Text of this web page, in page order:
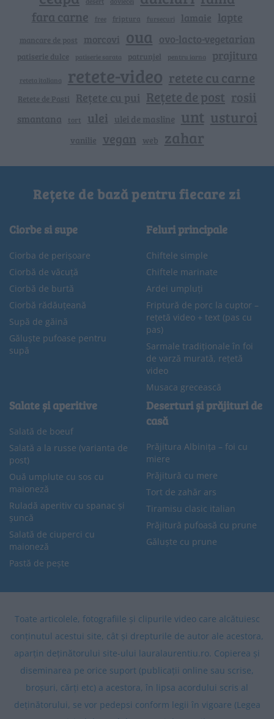
fara carne free friptura fursecuri lamaie lapte
mancare de post morcovi oua ovo-lacto-vegetarian
patiserie dulce patiserie sarata patrunjel pentru iarna prajitura
reteta italiana retete-video retete cu carne
Retete de Pasti Rețete cu pui Rețete de post rosii
smantana tort ulei ulei de masline unt usturoi
vanilie vegan web zahar
Rețete de bază pentru fiecare zi
Ciorbe si supe
Ciorba de perișoare
Ciorbă de văcuță
Ciorbă de burtă
Ciorbă rădăuțeană
Supă de găină
Găluște pufoase pentru
supă
Feluri principale
Chiftele simple
Chiftele marinate
Ardei umpluți
Friptură de porc la cuptor –
rețetă video + text (pas cu
pas)
Sarmale tradiționale în foi
de varză murată, rețetă
video
Musaca grecească
Salate și aperitive
Salată de boeuf
Salată a la russe (varianta de
post)
Ouă umplute cu sos cu
maioneză
Ruladă aperitiv cu spanac și
șuncă
Salată de ciuperci cu
maioneză
Pastă de pește
Deserturi și prăjituri de
casă
Prăjitura Albinița – foi cu
miere
Prăjitură cu mere
Tort de zahăr ars
Tiramisu clasic italian
Prăjitură pufoasă cu prune
Găluște cu prune
Toate articolele, fotografiile și clipurile video care alcătuiesc
conținutul acestui site, cât și drepturile de autor ale acestora,
aparțin deținătorului site-ului lauralaurentiu.ro. Copierea și
diseminarea pe orice suport (publicații online sau scrise,
broșuri, cărți etc) a acestora, în lipsa acordului scris al
deținătorului, se vor pedepsi conform legii în vigoare (Legea